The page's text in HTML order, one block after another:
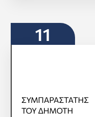
11
ΣΥΜΠΑΡΑΣΤΑΤΗΣ
ΤΟΥ ΔΗΜΟΤΗ
ΤΟΥ ΔΗΜΟΤΗ